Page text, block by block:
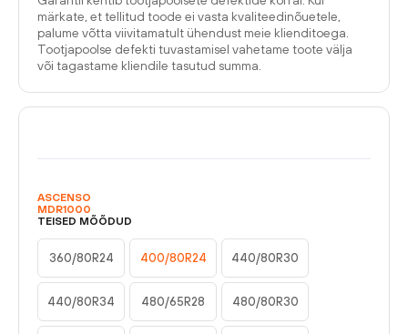
märkate, et tellitud toode ei vasta kvaliteedinõuetele,
palume võtta viivitamatult ühendust meie klienditoega.
Tootjapoolse defekti tuvastamisel vahetame toote välja
või tagastame kliendile tasutud summa.
ASCENSO
MDR1000
TEISED MÕÕDUD
360/80R24 400/80R24 440/80R30
440/80R34 480/65R28 480/80R30